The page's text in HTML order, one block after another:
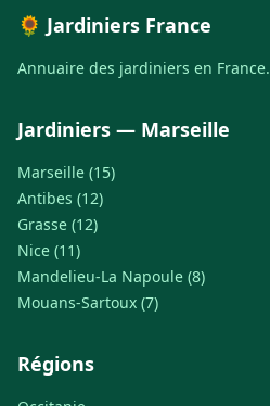
🌻 Jardiniers France
Annuaire des jardiniers en France.
Jardiniers — Marseille
Marseille (15)
Antibes (12)
Grasse (12)
Nice (11)
Mandelieu-La Napoule (8)
Mouans-Sartoux (7)
Régions